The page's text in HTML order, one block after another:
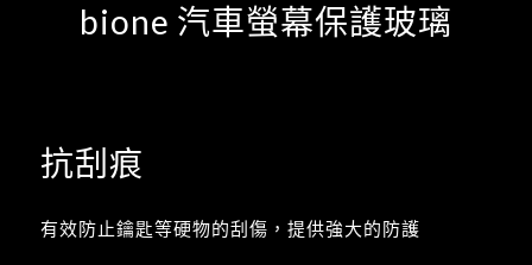
bione 汽車螢幕保護玻璃
抗刮痕
有效防止鑰匙等硬物的刮傷，提供強大的防護